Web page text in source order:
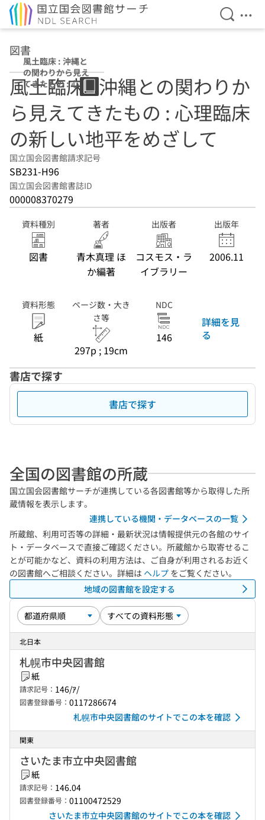
検索を
メ
図書
風土臨床 : 沖縄と
の関わりから見え
てきたもの : 心理
臨床の新しい地平
をめざして
風土臨床 : 沖縄との関わりか
ら見えてきたもの : 心理臨床
の新しい地平をめざして
国立国会図書館請求記号
SB231-H96
国立国会図書館書誌ID
000008370279
資料種別
図書
著者
青木真理 ほ
か編著
出版者
コスモス・ラ
イブラリー
出版年
2006.11
資料形態
紙
ページ数・大き
さ等
297p ; 19cm
NDC
146
詳細を見
る
書店で探す
書店で探す
全国の図書館の所蔵
国立国会図書館サーチが連携している各図書館等から取得した所
蔵情報を表示します。
連携している機関・データベースの一覧
所蔵館、利用可否等の詳細・最新状況は情報提供元の各館のサイ
ト・データベースで直接ご確認ください。所蔵館から取寄せるこ
とが可能かなど、資料の利用方法は、ご自身が利用されるお近く
の図書館へご相談ください。詳細は ヘルプ をご覧ください。
地域の図書館を設定する
北日本
札幌市中央図書館
紙
請求記号： 146/ｱ/
図書登録番号： 0117286674
札幌市中央図書館のサイトでこの本を確認
関東
さいたま市立中央図書館
紙
請求記号： 146.04
図書登録番号： 01100472529
さいたま市立中央図書館のサイトでこの本を確認